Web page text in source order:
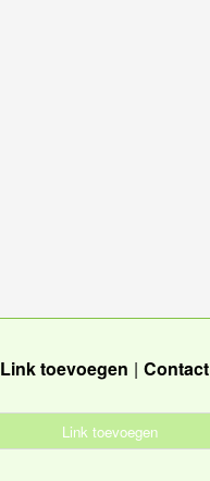
Link toevoegen Contact
Link toevoegen